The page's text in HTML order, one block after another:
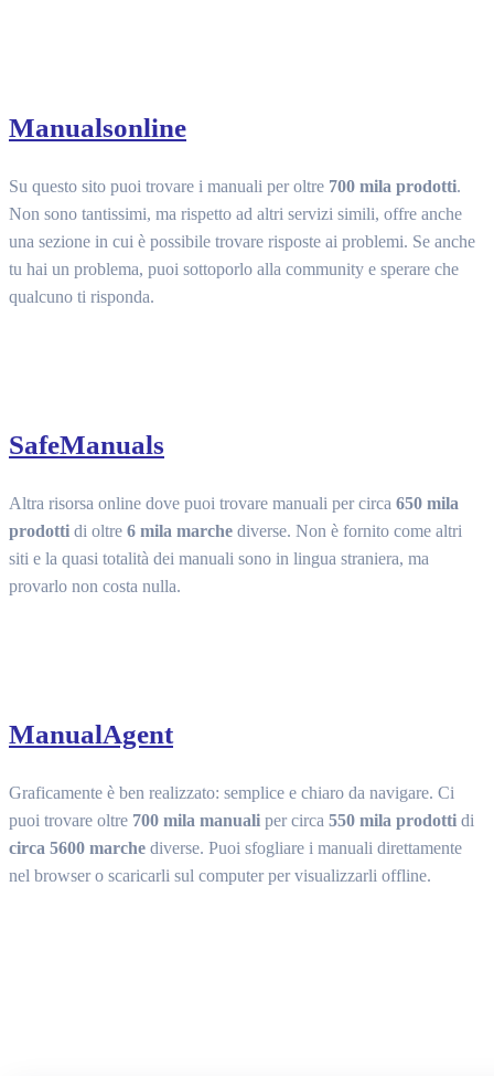
Manualsonline
Su questo sito puoi trovare i manuali per oltre 700 mila prodotti.
Non sono tantissimi, ma rispetto ad altri servizi simili, offre anche
una sezione in cui è possibile trovare risposte ai problemi. Se anche
tu hai un problema, puoi sottoporlo alla community e sperare che
qualcuno ti risponda.
SafeManuals
Altra risorsa online dove puoi trovare manuali per circa 650 mila
prodotti di oltre 6 mila marche diverse. Non è fornito come altri
siti e la quasi totalità dei manuali sono in lingua straniera, ma
provarlo non costa nulla.
ManualAgent
Graficamente è ben realizzato: semplice e chiaro da navigare. Ci
puoi trovare oltre 700 mila manuali per circa 550 mila prodotti di
circa 5600 marche diverse. Puoi sfogliare i manuali direttamente
nel browser o scaricarli sul computer per visualizzarli offline.